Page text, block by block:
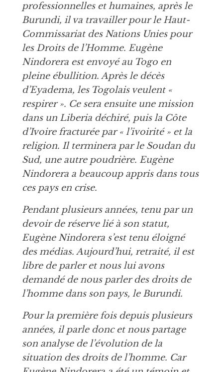
professionnelles et humaines, après le
Burundi, il va travailler pour le Haut-
Commissariat des Nations Unies pour
les Droits de l’Homme. Eugène
Nindorera est envoyé au Togo en
pleine ébullition. Après le décès
d’Eyadema, les Togolais veulent «
respirer ». Ce sera ensuite une mission
dans un Liberia déchiré, puis la Côte
d’Ivoire fracturée par « l’ivoirité » et la
religion. Il terminera par le Soudan du
Sud, une autre poudrière. Eugène
Nindorera a beaucoup appris dans tous
ces pays en crise.
Pendant plusieurs années, tenu par un
devoir de réserve lié à son statut,
Eugène Nindorera s’est tenu éloigné
des médias. Aujourd’hui, retraité, il est
libre de parler et nous lui avons
demandé de nous parler des droits de
l’homme dans son pays, le Burundi.
Pour la première fois depuis plusieurs
années, il parle donc et nous partage
son analyse de l’évolution de la
situation des droits de l’homme. Car